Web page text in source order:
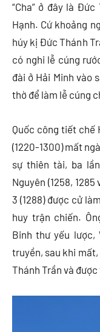
“Cha” ở đây là Đức
Hạnh. Cứ khoảng
húy kị Đức Thánh
có nghi lễ cúng
đài ở Hải Minh vào
thờ để làm lễ cúng
Quốc công tiết chế
(1220-1300) mất
sự thiên tài, ba
Nguyên (1258,
3 (1288) được cử
huy trận chiến.
Binh thư yếu lược,
truyền, sau khi
Thánh Trần và